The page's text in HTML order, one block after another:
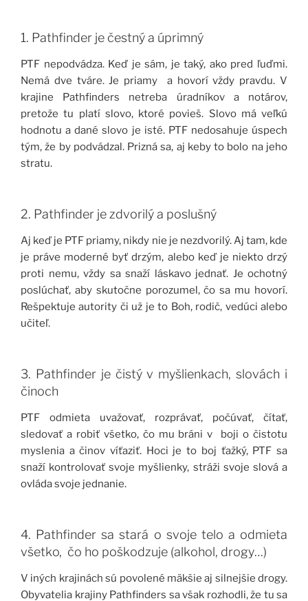
1. Pathfinder je čestný a úprimný
PTF nepodvádza. Keď je sám, je taký, ako pred ľuďmi.
Nemá dve tváre. Je priamy a hovorí vždy pravdu. V
krajine Pathfinders netreba úradníkov a notárov,
pretože tu platí slovo, ktoré povieš. Slovo má veľkú
hodnotu a dané slovo je isté. PTF nedosahuje úspech
tým, že by podvádzal. Prizná sa, aj keby to bolo na jeho
stratu.
2. Pathfinder je zdvorilý a poslušný
Aj keď je PTF priamy, nikdy nie je nezdvorilý. Aj tam, kde
je práve moderné byť drzým, alebo keď je niekto drzý
proti nemu, vždy sa snaží láskavo jednať. Je ochotný
poslúchať, aby skutočne porozumel, čo sa mu hovorí.
Rešpektuje autority či už je to Boh, rodič, vedúci alebo
učiteľ.
3. Pathfinder je čistý v myšlienkach, slovách i
činoch
PTF odmieta uvažovať, rozprávať, počúvať, čítať,
sledovať a robiť všetko, čo mu bráni v boji o čistotu
myslenia a činov víťaziť. Hoci je to boj ťažký, PTF sa
snaží kontrolovať svoje myšlienky, stráži svoje slová a
ovláda svoje jednanie.
4. Pathfinder sa stará o svoje telo a odmieta
všetko, čo ho poškodzuje (alkohol, drogy…)
V iných krajinách sú povolené mäkšie aj silnejšie drogy.
Obyvatelia krajiny Pathfinders sa však rozhodli, že tu sa